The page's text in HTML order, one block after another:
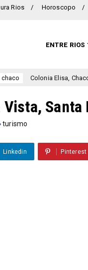
Rios Horoscopo
ENTRE RIOS
Colonia Elisa, Chaco
Santa
turismo
Linkedin Pinterest